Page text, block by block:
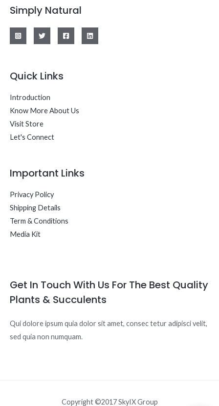
Simply Natural
Quick Links
Introduction
Know More About Us
Visit Store
Let's Connect
Important Links
Privacy Policy
Shipping Details
Term & Conditions
Media Kit
Get In Touch With Us For The Best Quality
Plants & Succulents
Qui dolore ipsum quia dolor sit amet, consec tetur adipisci velit,
sed quia non numquam.
Copyright ©2017 SkyIX Group